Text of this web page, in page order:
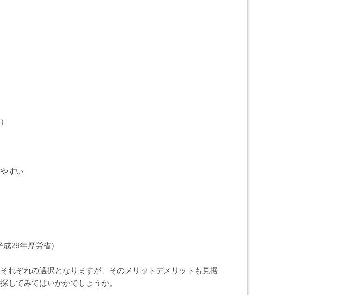
すい
29年厚労省）
れぞれの選択となりますが、そのメリットデメリットも見据
してみてはいかがでしょうか。